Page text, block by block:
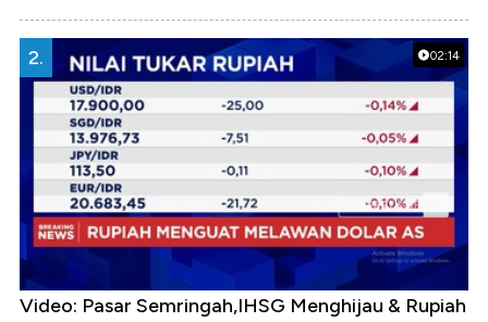
02:14
2.
Video: Pasar Semringah,IHSG Menghijau & Rupiah